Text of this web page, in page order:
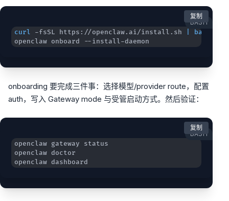
BASH
curl -fsSL https://openclaw.ai/install.sh
bash
openclaw onboard --install-daemon
复制
onboarding 要完成三件事：选择模型/provider route，配置
auth，写入 Gateway mode 与受管启动方式。然后验证：
BASH
openclaw dashboard
复制